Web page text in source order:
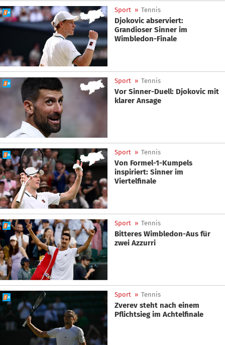
Sport » Tennis
Djokovic abserviert:
Grandioser Sinner im
Wimbledon-Finale
Sport » Tennis
Vor Sinner-Duell: Djokovic mit
klarer Ansage
Sport » Tennis
Von Formel-1-Kumpels
inspiriert: Sinner im
Viertelfinale
Sport » Tennis
Bitteres Wimbledon-Aus für
zwei Azzurri
Sport » Tennis
Zverev steht nach einem
Pflichtsieg im Achtelfinale